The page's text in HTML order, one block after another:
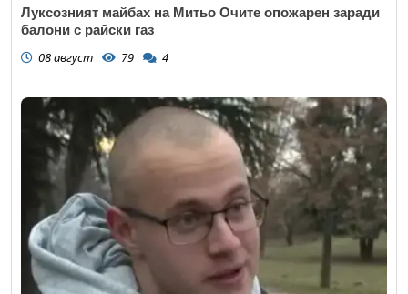
Луксозният майбах на Митьо Очите опожарен заради
балони с райски газ
08 август 79 4